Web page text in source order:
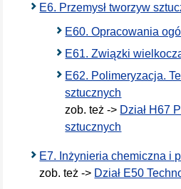
E6. Przemysł tworzyw
E60. Opracowania
E61. Związki
E62. Polimeryzacja.
sztucznych
zob. też -> Dział H67
sztucznych
E7. Inżynieria chemiczna i
zob. też -> Dział E50